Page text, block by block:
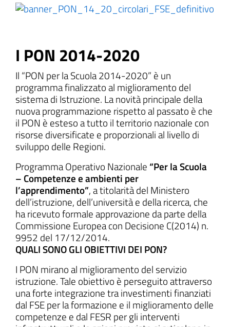
I PON 2014-2020
Il “PON per la Scuola 2014-2020” è un
programma finalizzato al miglioramento del
sistema di Istruzione. La novità principale della
nuova programmazione rispetto al passato è che
il PON è esteso a tutto il territorio nazionale con
risorse diversificate e proporzionali al livello di
sviluppo delle Regioni.
Programma Operativo Nazionale “Per la Scuola
– Competenze e ambienti per
l’apprendimento”, a titolarità del Ministero
dell’istruzione, dell’università e della ricerca, che
ha ricevuto formale approvazione da parte della
Commissione Europea con Decisione C(2014) n.
9952 del 17/12/2014.
QUALI SONO GLI OBIETTIVI DEI PON?
I PON mirano al miglioramento del servizio
istruzione. Tale obiettivo è perseguito attraverso
una forte integrazione tra investimenti finanziati
dal FSE per la formazione e il miglioramento delle
competenze e dal FESR per gli interventi